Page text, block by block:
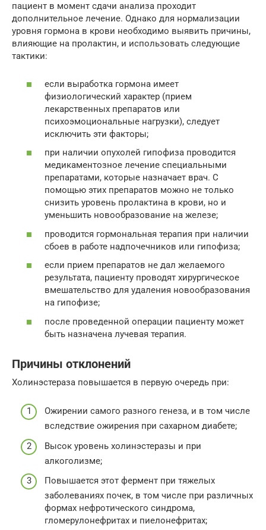
пациент в момент сдачи анализа проходит
дополнительное лечение. Однако для нормализации
уровня гормона в крови необходимо выявить причины,
влияющие на пролактин, и использовать следующие
тактики:
если выработка гормона имеет
физиологический характер (прием
лекарственных препаратов или
психоэмоциональные нагрузки), следует
исключить эти факторы;
при наличии опухолей гипофиза проводится
медикаментозное лечение специальными
препаратами, которые назначает врач. С
помощью этих препаратов можно не только
снизить уровень пролактина в крови, но и
уменьшить новообразование на железе;
проводится гормональная терапия при наличии
сбоев в работе надпочечников или гипофиза;
если прием препаратов не дал желаемого
результата, пациенту проводят хирургическое
вмешательство для удаления новообразования
на гипофизе;
после проведенной операции пациенту может
быть назначена лучевая терапия.
Причины отклонений
Холинэстераза повышается в первую очередь при:
Ожирении самого разного генеза, и в том числе
вследствие ожирения при сахарном диабете;
Высок уровень холинэстеразы и при
алкоголизме;
Повышается этот фермент при тяжелых
заболеваниях почек, в том числе при различных
формах нефротического синдрома,
гломерулонефритах и пиелонефритах;